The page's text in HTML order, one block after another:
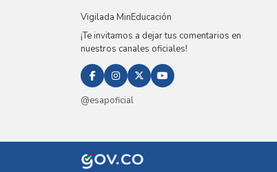
Vigilada MinEducación
¡Te invitamos a dejar tus comentarios en
nuestros canales oficiales!
@esapoficial